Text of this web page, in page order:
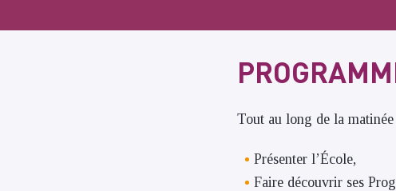
Tout au long de la
Présenter l’École,
Faire découvrir ses